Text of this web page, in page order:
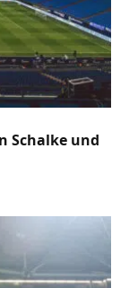
Schalke und